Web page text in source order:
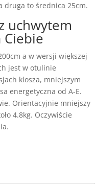
druga to średnica 25cm.
uchwytem
Ciebie
a w wersji większej
jest w otulinie
klosza, mniejszym
energetyczna od A-E.
Orientacyjnie mniejszy
4.8kg. Oczywiście